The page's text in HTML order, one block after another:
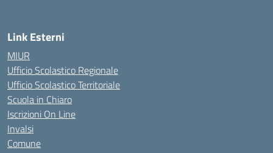
Link Esterni
MIUR
Ufficio Scolastico Regionale
Ufficio Scolastico Territoriale
Scuola in Chiaro
Iscrizioni On Line
Invalsi
Comune